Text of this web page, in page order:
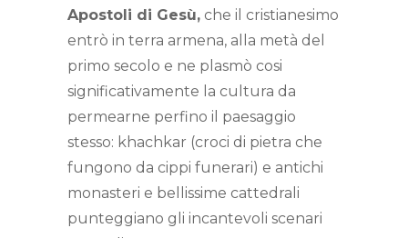
Apostoli di Gesù, che il cristianesimo
entrò in terra armena, alla metà del
primo secolo e ne plasmò cosi
significativamente la cultura da
permearne perfino il paesaggio
stesso: khachkar (croci di pietra che
fungono da cippi funerari) e antichi
monasteri e bellissime cattedrali
punteggiano gli incantevoli scenari